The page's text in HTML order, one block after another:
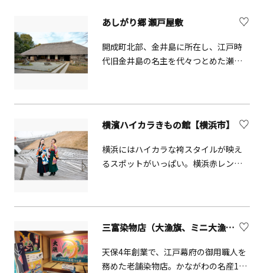
あしがり郷 瀬戸屋敷
開成町北部、金井島に所在し、江戸時
代旧金井島の名主を代々つとめた瀬戸
体験も可能です。また、敷地内には発
酵をテーマとしたカフェや、地場野菜
の販売所、地元の特産品を使ったソフ
トクリーム販売所が併設されていま
す。
横濱ハイカラきもの館【横浜市】
横浜にはハイカラな袴スタイルが映え
るスポットがいっぱい。横浜赤レンガ
スポットまで、当店から徒歩1～10分で
行けます。 袴専用の着物は約80枚、
様々な色柄からお好きなものを選べま
す。袴は定番の５色（エンジ・紫・
緑・紺・黒）のほかに刺繍・淡色・グ
三富染物店（大漁旗、ミニ大漁旗の染付体験）【三浦市】
天保4年創業で、江戸幕府の御用職人を
務めた老舗染物店。かながわの名産100